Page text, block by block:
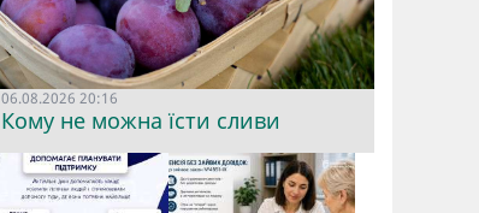
06.08.2026 20:16
Кому не можна їсти сливи